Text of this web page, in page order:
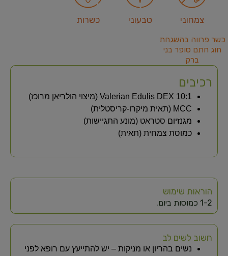
צמחוני טבעוני כשרות
כשר פרווה בהשגחת
חוג חתם סופר בני
ברק
רכיבים
Valerian Edulis DEX 10:1 (מיצוי הולריאן מרוכז)
MCC (תאית מיקרו-קריסטלית)
מגנזיום סטראט (מונע התגיישות)
כמוסת צמחית (תאית)
הוראות שימוש
1-2 כמוסות ביום.
חשוב לשים לב
נשים בהריון או מניקות – יש להתייעץ עם רופא לפני